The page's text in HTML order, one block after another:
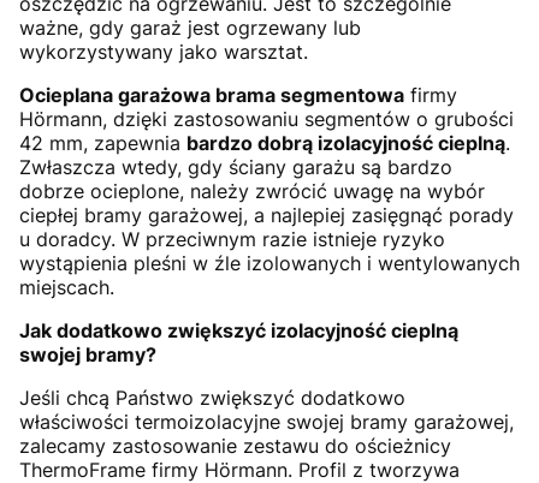
ważne, gdy garaż jest ogrzewany lub
wykorzystywany jako warsztat.
Ocieplana garażowa brama segmentowa firmy
Hörmann, dzięki zastosowaniu segmentów o grubości
42 mm, zapewnia bardzo dobrą izolacyjność cieplną.
Zwłaszcza wtedy, gdy ściany garażu są bardzo
dobrze ocieplone, należy zwrócić uwagę na wybór
ciepłej bramy garażowej, a najlepiej zasięgnąć porady
u doradcy. W przeciwnym razie istnieje ryzyko
wystąpienia pleśni w źle izolowanych i wentylowanych
miejscach.
Jak dodatkowo zwiększyć izolacyjność cieplną
swojej bramy?
Jeśli chcą Państwo zwiększyć dodatkowo
właściwości termoizolacyjne swojej bramy garażowej,
zalecamy zastosowanie zestawu do ościeżnicy
ThermoFrame firmy Hörmann. Profil z tworzywa